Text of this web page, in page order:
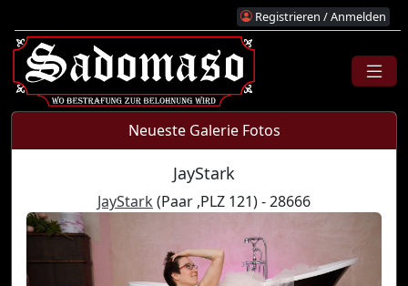
Registrieren / Anmelden
Neueste Galerie Fotos
JayStark
JayStark (Paar ,PLZ 121) - 28666